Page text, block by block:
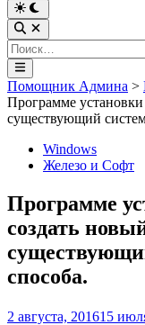
Переключить
на
тёмный
режим
Открыть
поиск
Найти:
Главное
меню
Помощник Админа >
Программе
существующий
Опубликовано
Windows
Железо и Софт
Программе
создать
способа.
2 августа, 201615